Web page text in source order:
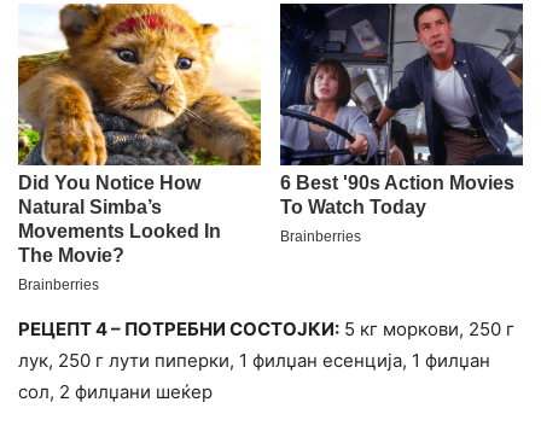
РЕЦЕПТ 4 – ПОТРЕБНИ СОСТОЈКИ: 5 кг моркови, 250 г
лук, 250 г лути пиперки, 1 филџан есенција, 1 филџан
сол, 2 филџани шеќер